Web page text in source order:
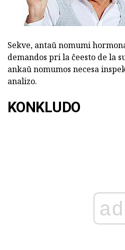
Sekve, antaŭ nomumi
demandos pri la ĉeesto de la
ankaŭ nomumos necesa
analizo.
KONKLUDO
ad